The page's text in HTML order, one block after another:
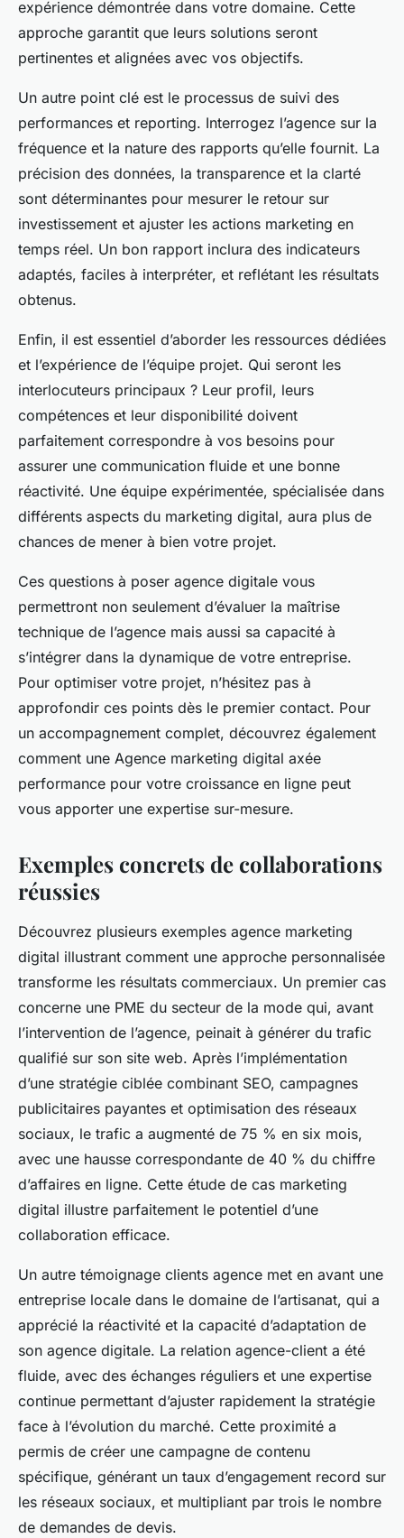
expérience démontrée dans votre domaine. Cette
approche garantit que leurs solutions seront
pertinentes et alignées avec vos objectifs.
Un autre point clé est le processus de suivi des
performances et reporting. Interrogez l’agence sur la
fréquence et la nature des rapports qu’elle fournit. La
précision des données, la transparence et la clarté
sont déterminantes pour mesurer le retour sur
investissement et ajuster les actions marketing en
temps réel. Un bon rapport inclura des indicateurs
adaptés, faciles à interpréter, et reflétant les résultats
obtenus.
Enfin, il est essentiel d’aborder les ressources dédiées
et l’expérience de l’équipe projet. Qui seront les
interlocuteurs principaux ? Leur profil, leurs
compétences et leur disponibilité doivent
parfaitement correspondre à vos besoins pour
assurer une communication fluide et une bonne
réactivité. Une équipe expérimentée, spécialisée dans
différents aspects du marketing digital, aura plus de
chances de mener à bien votre projet.
Ces questions à poser agence digitale vous
permettront non seulement d’évaluer la maîtrise
technique de l’agence mais aussi sa capacité à
s’intégrer dans la dynamique de votre entreprise.
Pour optimiser votre projet, n’hésitez pas à
approfondir ces points dès le premier contact. Pour
un accompagnement complet, découvrez également
comment une Agence marketing digital axée
performance pour votre croissance en ligne peut
vous apporter une expertise sur-mesure.
Exemples concrets de collaborations
réussies
Découvrez plusieurs exemples agence marketing
digital illustrant comment une approche personnalisée
transforme les résultats commerciaux. Un premier cas
concerne une PME du secteur de la mode qui, avant
l’intervention de l’agence, peinait à générer du trafic
qualifié sur son site web. Après l’implémentation
d’une stratégie ciblée combinant SEO, campagnes
publicitaires payantes et optimisation des réseaux
sociaux, le trafic a augmenté de 75 % en six mois,
avec une hausse correspondante de 40 % du chiffre
d’affaires en ligne. Cette étude de cas marketing
digital illustre parfaitement le potentiel d’une
collaboration efficace.
Un autre témoignage clients agence met en avant une
entreprise locale dans le domaine de l’artisanat, qui a
apprécié la réactivité et la capacité d’adaptation de
son agence digitale. La relation agence-client a été
fluide, avec des échanges réguliers et une expertise
continue permettant d’ajuster rapidement la stratégie
face à l’évolution du marché. Cette proximité a
permis de créer une campagne de contenu
spécifique, générant un taux d’engagement record sur
les réseaux sociaux, et multipliant par trois le nombre
de demandes de devis.